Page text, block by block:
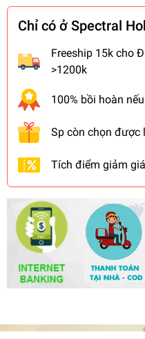
Chỉ có ở Spectral
Freeship 15k cho
>1200k
100% bồi hoàn
Sp còn chọn được
Tích điểm giảm